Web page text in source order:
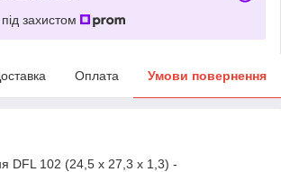
захистом
Оплата Умови повернення
DFL 102 (24,5 x 27,3 x 1,3) -